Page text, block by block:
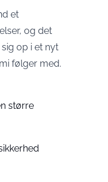
et
og det
op i et nyt
følger med.
større